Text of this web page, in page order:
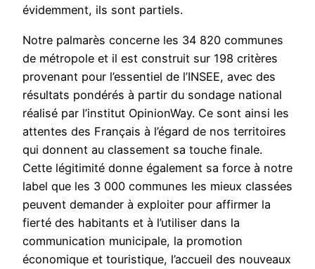
évidemment, ils sont partiels.
Notre palmarès concerne les 34 820 communes
de métropole et il est construit sur 198 critères
provenant pour l’essentiel de l’INSEE, avec des
résultats pondérés à partir du sondage national
réalisé par l’institut OpinionWay. Ce sont ainsi les
attentes des Français à l’égard de nos territoires
qui donnent au classement sa touche finale.
Cette légitimité donne également sa force à notre
label que les 3 000 communes les mieux classées
peuvent demander à exploiter pour affirmer la
fierté des habitants et à l’utiliser dans la
communication municipale, la promotion
économique et touristique, l’accueil des nouveaux